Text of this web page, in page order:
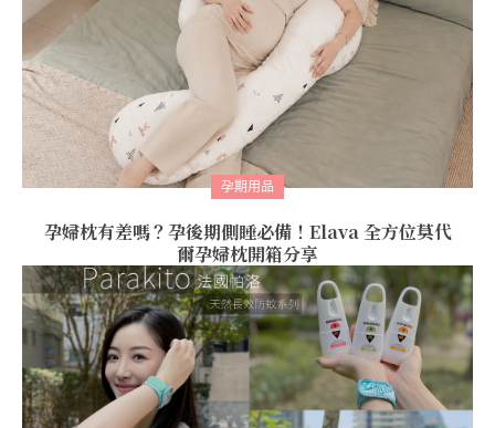
孕期用品
孕婦枕有差嗎？孕後期側睡必備！Elava 全方位莫代
爾孕婦枕開箱分享